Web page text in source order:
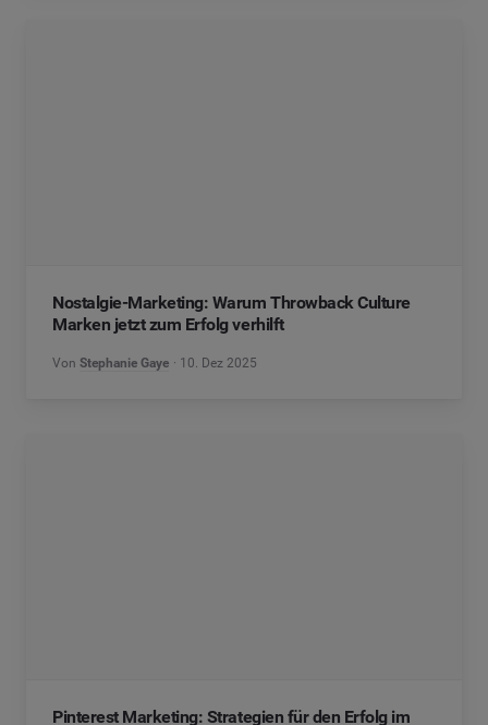
Nostalgie-Marketing: Warum Throwback Culture
Marken jetzt zum Erfolg verhilft
Von Stephanie Gaye 10. Dez 2025
Pinterest Marketing: Strategien für den Erfolg im